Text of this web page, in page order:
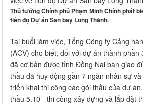
Thủ tướng Chính phủ Phạm Minh Chính phát
tiến độ Dự án Sân bay Long Thành.
Tại buổi làm việc, Tổng Công ty Cảng
(ACV) cho biết, đối với dự án thành phần
đã cơ bản được tỉnh Đồng Nai bàn giao
thầu đã huy động gần 7 ngàn nhân sự
triển khai thi công các gói thầu của dự
thầu 5.10 - thi công xây dựng và lắp đặt